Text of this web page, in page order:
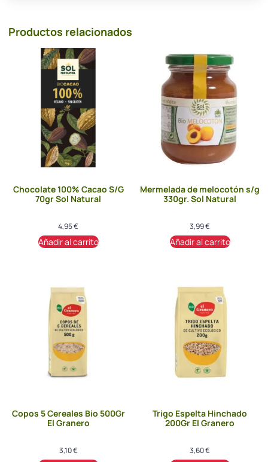
Productos relacionados
Chocolate 100% Cacao S/G
70gr Sol Natural
4,95€
Añadir al carrito
Mermelada de melocotón s/g
330gr. Sol Natural
3,99€
Añadir al carrito
Copos 5 Cereales Bio 500Gr
El Granero
3,10€
Trigo Espelta Hinchado
200Gr El Granero
3,60€